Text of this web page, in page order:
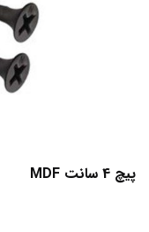
پیچ 4 سانت MDF